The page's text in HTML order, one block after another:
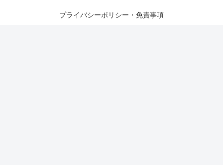
プライバシーポリシー・免責事項